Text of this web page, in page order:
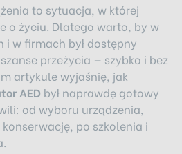
to sytuacja, w której
o życiu. Dlatego warto, by w
w firmach był dostępny
przeżycia — szybko i bez
artykule wyjaśnię, jak
AED był naprawdę gotowy
od wyboru urządzenia,
po szkolenia i